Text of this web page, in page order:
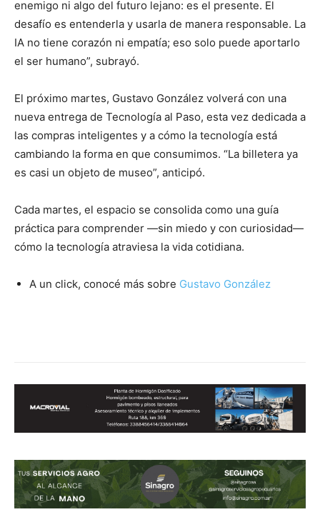
enemigo ni algo del futuro lejano: es el presente. El
desafío es entenderla y usarla de manera responsable. La
IA no tiene corazón ni empatía; eso solo puede aportarlo
el ser humano”, subrayó.
El próximo martes, Gustavo González volverá con una
nueva entrega de Tecnología al Paso, esta vez dedicada a
las compras inteligentes y a cómo la tecnología está
cambiando la forma en que consumimos. “La billetera ya
es casi un objeto de museo”, anticipó.
Cada martes, el espacio se consolida como una guía
práctica para comprender —sin miedo y con curiosidad—
cómo la tecnología atraviesa la vida cotidiana.
A un click, conocé más sobre Gustavo González